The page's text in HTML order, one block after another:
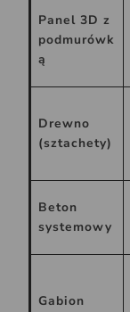
Panel 3D z
podmurówk
ą
Drewno
(sztachety)
Beton
systemowy
Gabion